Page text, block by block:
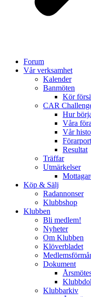
Forum
Vår verksamhet
Kalender
Banmöten
Kör
CAR
Hur
Våra
Vår
Resultat
Träffar
Utmärkelser
Köp & Sälj
Radannonser
Klubbshop
Klubben
Bli medlem!
Nyheter
Om Klubben
Klöverbladet
Dokument
Klubbarkiv